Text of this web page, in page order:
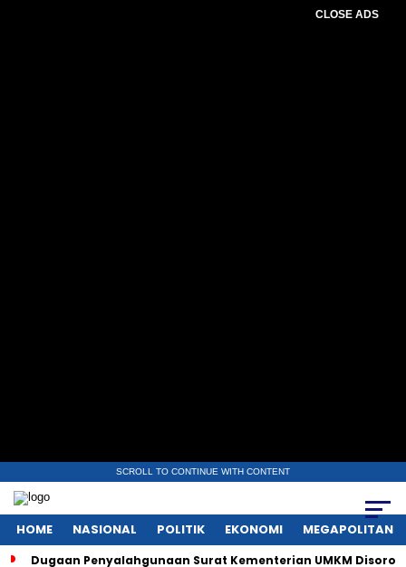
CLOSE ADS
SCROLL TO CONTINUE WITH CONTENT
HOME NASIONAL POLITIK EKONOMI MEGAPOLITAN
Dugaan Penyalahgunaan Surat Kementerian UMKM